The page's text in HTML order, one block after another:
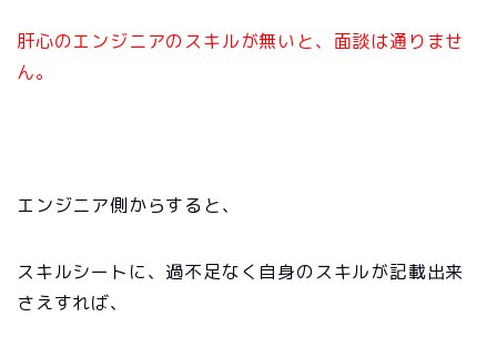
肝心のエンジニアのスキルが無いと、面談は通りませ
ん。
エンジニア側からすると、
スキルシートに、過不足なく自身のスキルが記載出来
さえすれば、